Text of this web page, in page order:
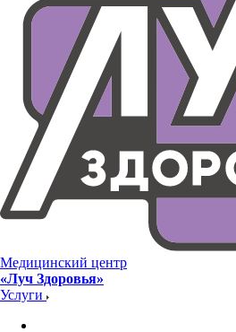
Медицинский центр
«Луч Здоровья»
Услуги